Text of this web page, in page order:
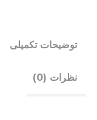
توضیحات تکمیلی
نظرات (0)